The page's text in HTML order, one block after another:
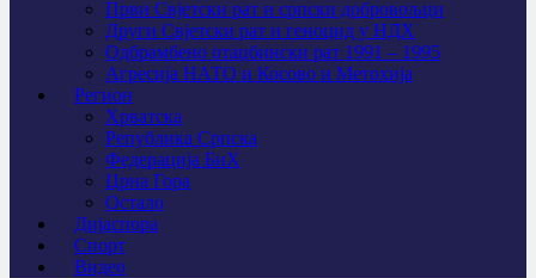
Први Свјeтски рат и српски добровољци
Други Свјетски рат и геноцид у НДХ
Одбрамбено отаџбински рат 1991 – 1995
Агресија НАТО и Косово и Метохија
Регион
Хрватска
Република Српска
Федерација БиХ
Црна Гора
Остало
Дијаспора
Спорт
Видео